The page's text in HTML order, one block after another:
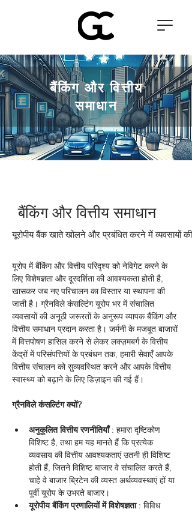
बैंकिंग और वित्तीय
समाधान
बैंकिंग और वित्तीय समाधान
यूरोपीय बैंक खाते खोलने और प्रबंधित करने में व्यवसायों की
यूरोप में बैंकिंग और वित्तीय परिदृश्य को नेविगेट करने के
लिए विशेषज्ञता और दूरदर्शिता की आवश्यकता होती है,
खासकर जब नए परिचालन का विस्तार या स्थापना की
जाती है। ग्रैनविले कंसल्टिंग यूरोप भर में संचालित
व्यवसायों की अनूठी जरूरतों के अनुरूप व्यापक बैंकिंग और
वित्तीय समाधान प्रदान करता है। जर्मनी के मजबूत बाजारों
में वित्तपोषण हासिल करने से लेकर लक्ज़मबर्ग के वित्तीय
केंद्रों में परिसंपत्तियों के प्रबंधन तक, हमारी सेवाएँ आपके
वित्तीय संचालन को सुव्यवस्थित करने और आपके वित्तीय
स्वास्थ्य को बढ़ाने के लिए डिज़ाइन की गई हैं।
ग्रैनविले कंसल्टिंग क्यों?
अनुकूलित वित्तीय रणनीतियाँ : हमारा दृष्टिकोण
विशिष्ट है, तथा हम यह मानते हैं कि प्रत्येक
व्यवसाय की वित्तीय आवश्यकताएं उतनी ही विशिष्ट
होती हैं, जितने विशिष्ट बाजार वे संचालित करते हैं,
चाहे वे बाजार ब्रिटेन की व्यस्त अर्थव्यवस्थाएं हों या
पूर्वी यूरोप के उभरते बाजार।
यूरोपीय बैंकिंग प्रणालियों में विशेषज्ञता : विविध